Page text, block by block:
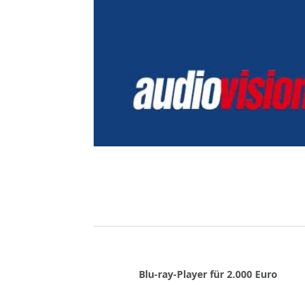
Blu-ray-Player für 2.000 Euro